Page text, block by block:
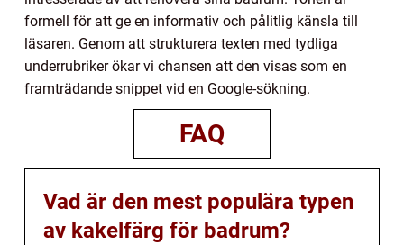
formell för att ge en informativ och pålitlig känsla till
läsaren. Genom att strukturera texten med tydliga
underrubriker ökar vi chansen att den visas som en
framträdande snippet vid en Google-sökning.
FAQ
Vad är den mest populära typen
av kakelfärg för badrum?